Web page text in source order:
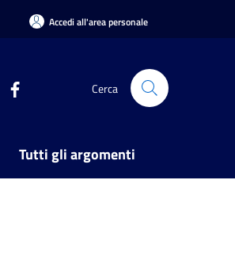
Accedi all'area personale
Cerca
Tutti gli argomenti